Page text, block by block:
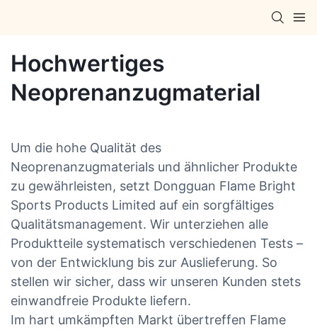
Hochwertiges
Neoprenanzugmaterial
Um die hohe Qualität des
Neoprenanzugmaterials und ähnlicher Produkte
zu gewährleisten, setzt Dongguan Flame Bright
Sports Products Limited auf ein sorgfältiges
Qualitätsmanagement. Wir unterziehen alle
Produktteile systematisch verschiedenen Tests –
von der Entwicklung bis zur Auslieferung. So
stellen wir sicher, dass wir unseren Kunden stets
einwandfreie Produkte liefern.
Im hart umkämpften Markt übertreffen Flame